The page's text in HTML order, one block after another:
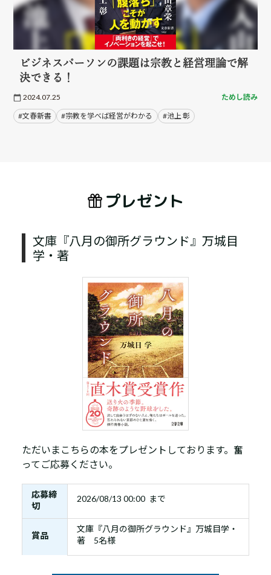
ビジネスパーソンの課題は宗教と経営理論で解
決できる！
2024.07.25 ためし読み
#文春新書 #宗教を学べば経営がわかる #池上 彰
プレゼント
文庫『八月の御所グラウンド』万城目
学・著
ただいまこちらの本をプレゼントしております。奮
ってご応募ください。
応募締
切
2026/08/13 00:00 まで
賞品
文庫『八月の御所グラウンド』万城目学・
著 5名様